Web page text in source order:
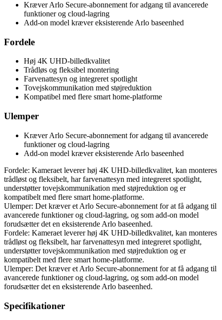
Kræver Arlo Secure-abonnement for adgang til avancerede
funktioner og cloud-lagring
Add-on model kræver eksisterende Arlo baseenhed
Fordele
Høj 4K UHD-billedkvalitet
Trådløs og fleksibel montering
Farvenattesyn og integreret spotlight
Tovejskommunikation med støjreduktion
Kompatibel med flere smart home-platforme
Ulemper
Kræver Arlo Secure-abonnement for adgang til avancerede
funktioner og cloud-lagring
Add-on model kræver eksisterende Arlo baseenhed
Fordele: Kameraet leverer høj 4K UHD-billedkvalitet, kan monteres
trådløst og fleksibelt, har farvenattesyn med integreret spotlight,
understøtter tovejskommunikation med støjreduktion og er
kompatibelt med flere smart home-platforme.
Ulemper: Det kræver et Arlo Secure-abonnement for at få adgang til
avancerede funktioner og cloud-lagring, og som add-on model
forudsætter det en eksisterende Arlo baseenhed.
Fordele: Kameraet leverer høj 4K UHD-billedkvalitet, kan monteres
trådløst og fleksibelt, har farvenattesyn med integreret spotlight,
understøtter tovejskommunikation med støjreduktion og er
kompatibelt med flere smart home-platforme.
Ulemper: Det kræver et Arlo Secure-abonnement for at få adgang til
avancerede funktioner og cloud-lagring, og som add-on model
forudsætter det en eksisterende Arlo baseenhed.
Specifikationer